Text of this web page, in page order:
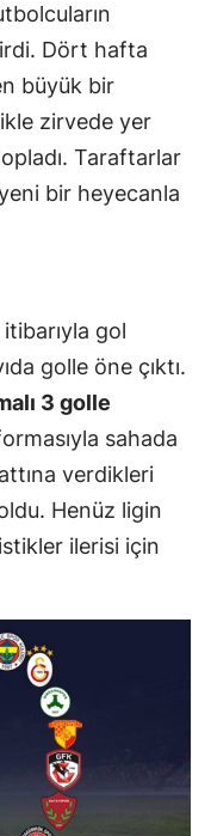
Dört hafta
büyük bir
zirvede yer
Taraftarlar
bir heyecanla
gol
golle öne çıktı.
3 golle
sahada
verdikleri
Henüz ligin
ilerisi için